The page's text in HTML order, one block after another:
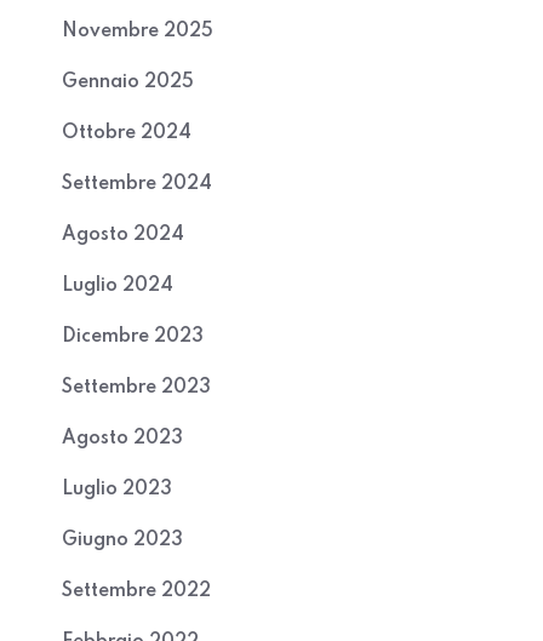
Novembre 2025
Gennaio 2025
Ottobre 2024
Settembre 2024
Agosto 2024
Luglio 2024
Dicembre 2023
Settembre 2023
Agosto 2023
Luglio 2023
Giugno 2023
Settembre 2022